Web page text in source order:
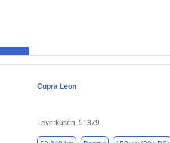
Cupra Leon
Leverkusen, 51379